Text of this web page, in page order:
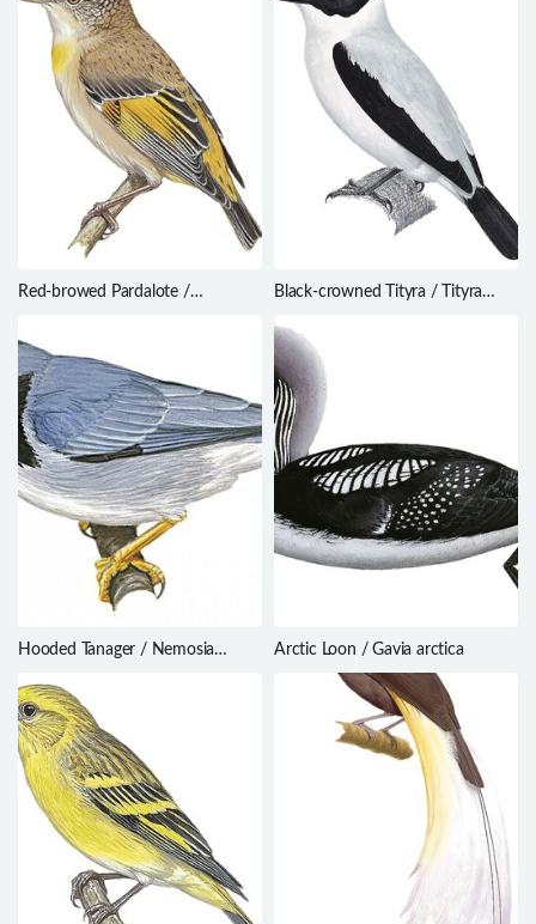
Red-browed Pardalote /
Black-crowned Tityra / Tityra
Hooded Tanager / Nemosia
Arctic Loon / Gavia arctica